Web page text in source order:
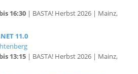
11.0
13:15| BASTA! Herbst 2026 | Mainz,
Microsoft Agent Framework